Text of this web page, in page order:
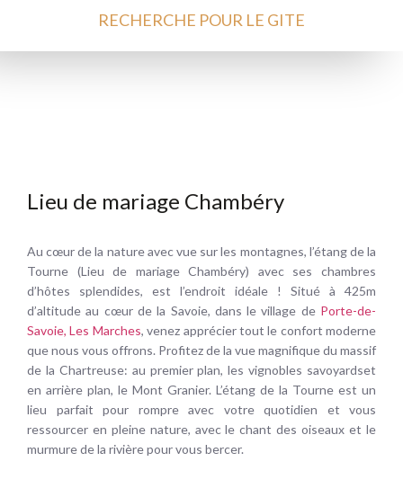
RECHERCHE POUR LE GITE
Lieu de mariage Chambéry
Au cœur de la nature avec vue sur les montagnes, l’étang de la
Tourne (Lieu de mariage Chambéry) avec ses chambres
d’hôtes splendides, est l’endroit idéale ! Situé à 425m
d’altitude au cœur de la Savoie, dans le village de Porte-de-
Savoie, Les Marches, venez apprécier tout le confort moderne
que nous vous offrons. Profitez de la vue magnifique du massif
de la Chartreuse: au premier plan, les vignobles savoyardset
en arrière plan, le Mont Granier. L’étang de la Tourne est un
lieu parfait pour rompre avec votre quotidien et vous
ressourcer en pleine nature, avec le chant des oiseaux et le
murmure de la rivière pour vous bercer.